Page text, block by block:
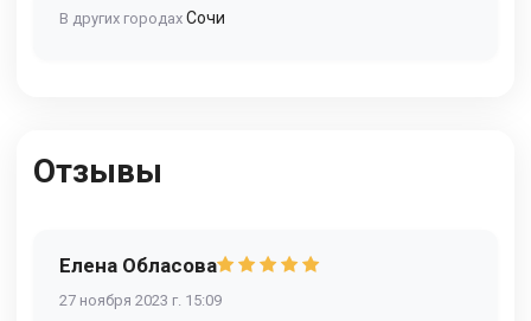
В других городах Сочи
Отзывы
Елена Обласова
27 ноября 2023 г. 15:09